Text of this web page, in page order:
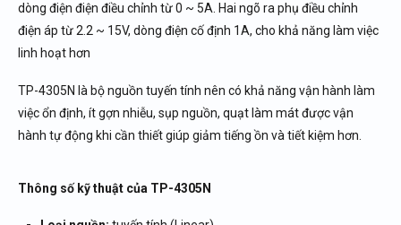
dòng điện điện điều chỉnh từ 0 ~ 5A. Hai ngõ ra phụ điều chỉnh
điện áp từ 2.2 ~ 15V, dòng điện cố định 1A, cho khả năng làm việc
linh hoạt hơn
TP-4305N là bộ nguồn tuyến tính nên có khả năng vận hành làm
việc ổn định, ít gợn nhiễu, sụp nguồn, quạt làm mát được vận
hành tự động khi cần thiết giúp giảm tiếng ồn và tiết kiệm hơn.
Thông số kỹ thuật của TP-4305N